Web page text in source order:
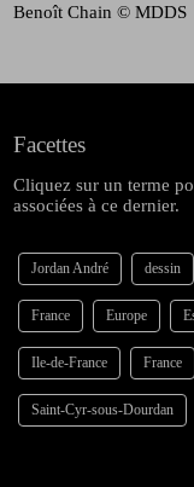
Benoît Chain © MDDS
Facettes
Cliquez sur un terme
associées à ce dernier.
Jordan André dessin
France Europe
Ile-de-France France
Saint-Cyr-sous-Dourdan